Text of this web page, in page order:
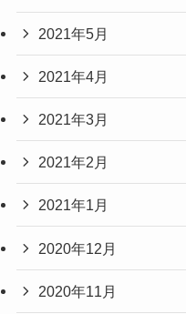
2021年5月
2021年4月
2021年3月
2021年2月
2021年1月
2020年12月
2020年11月